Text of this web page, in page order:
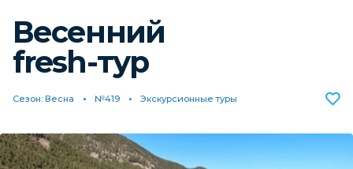
Весенний
fresh-тур
Сезон: Весна №419 Экскурсионные туры